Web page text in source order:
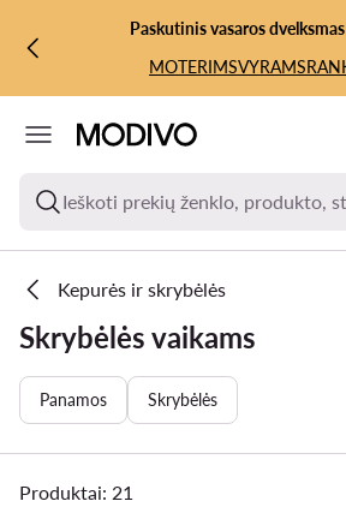
PEREITI PRIE PAGRINDINIO TURINIO
PEREITI Į PAIEŠKĄPaskutinis vasaros
MOTERIMSVYRAMS
Ieškoti prekių ženklo, produkto,
Kepurės ir skrybėlės
Skrybėlės vaikams
Panamos Skrybėlės
Produktai: 21